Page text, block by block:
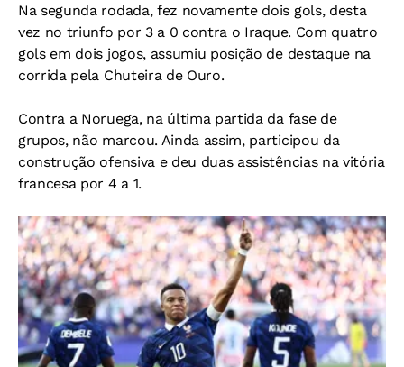
Na segunda rodada, fez novamente dois gols, desta
vez no triunfo por 3 a 0 contra o Iraque. Com quatro
gols em dois jogos, assumiu posição de destaque na
corrida pela Chuteira de Ouro.
Contra a Noruega, na última partida da fase de
grupos, não marcou. Ainda assim, participou da
construção ofensiva e deu duas assistências na vitória
francesa por 4 a 1.